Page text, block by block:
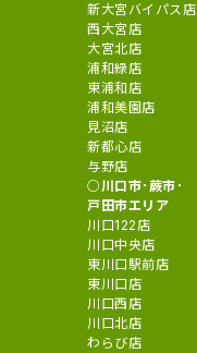
新大宮バイパス店
西大宮店
大宮北店
浦和緑店
東浦和店
浦和美園店
見沼店
新都心店
与野店
川口市･蕨市･
戸田市エリア
川口122店
川口中央店
東川口駅前店
東川口店
川口西店
川口北店
わらび店